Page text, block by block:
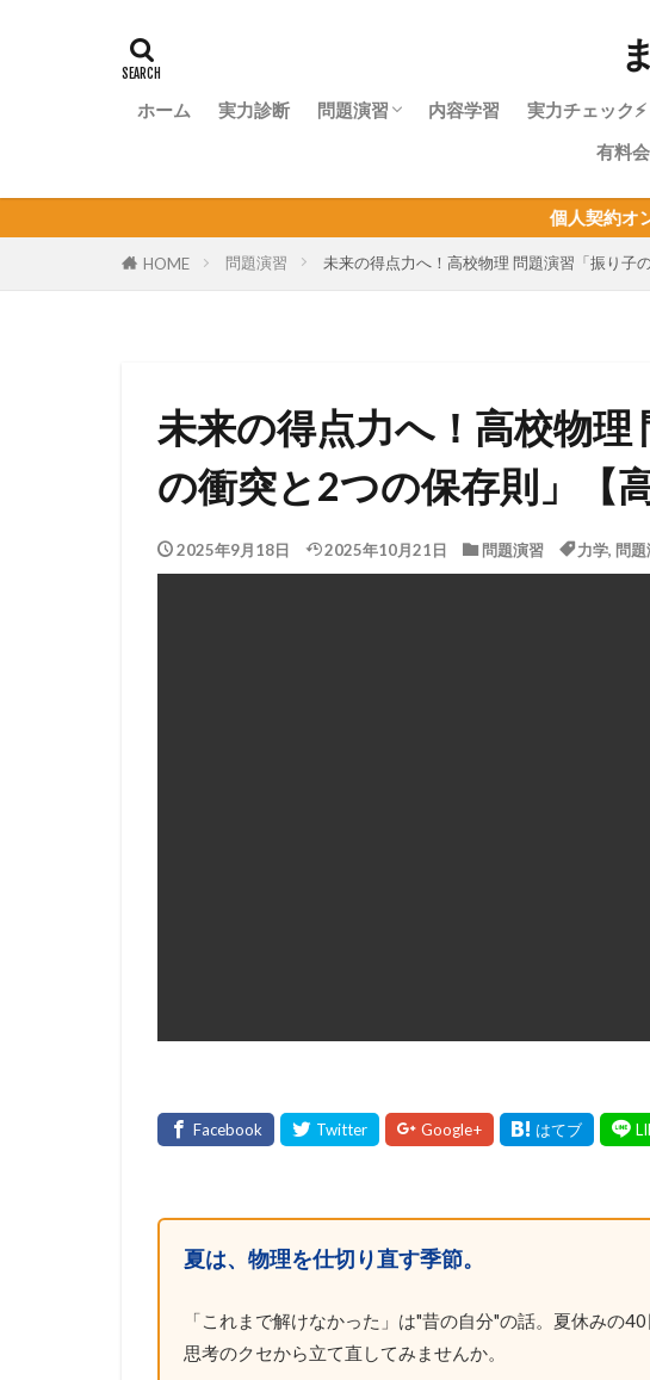
ホーム 実力診断 問題演習 内容学習 実力チェック⚡
有料
個人契約オンライン家庭教師
HOME 問題演習 未来の得点力へ！高校物理 問題演習「振り子
未来の得点力へ！高校物理
の衝突と2つの保存則」【
2025年9月18日 2025年10月21日 問題演習 力学, 問
夏は、物理を仕切り直す季節。
「これまで解けなかった」は"昔の自分"の話。夏休みの40
思考のクセから立て直してみませんか。